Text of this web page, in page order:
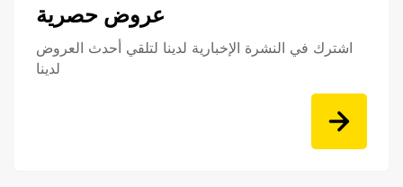
عروض حصرية
اشترك في النشرة الإخبارية لدينا لتلقي أحدث العروض
لدينا